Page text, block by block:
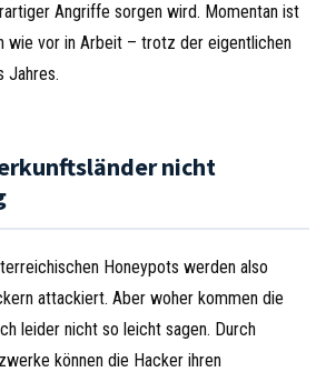
Angriffe sorgen wird. Momentan ist
wie vor in Arbeit – trotz der eigentlichen
Jahres.
nicht
Honeypots werden also
attackiert. Aber woher kommen die
leider nicht so leicht sagen. Durch
können die Hacker ihren